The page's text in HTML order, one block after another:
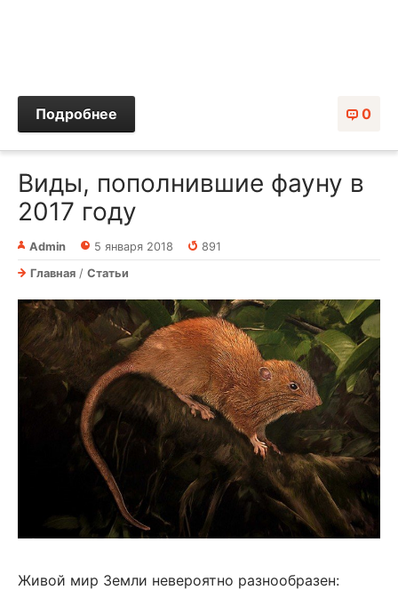
0
Подробнее
Виды, пополнившие фауну в
2017 году
Admin 5 января 2018
891
Главная / Статьи
Живой мир Земли невероятно разнообразен: